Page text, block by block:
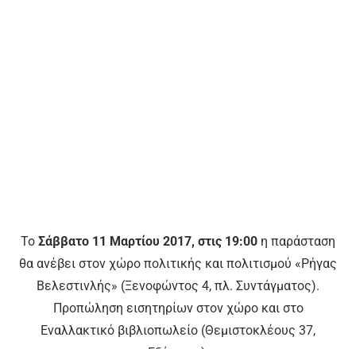
Το Σάββατο 11 Μαρτίου 2017, στις 19:00 η παράσταση
θα ανέβει στον χώρο πολιτικής και πολιτισμού «Ρήγας
Βελεστινλής» (Ξενοφώντος 4, πλ. Συντάγματος).
Προπώληση εισητηρίων στον χώρο και στο
Εναλλακτικό βιβλιοπωλείο (Θεμιστοκλέους 37,